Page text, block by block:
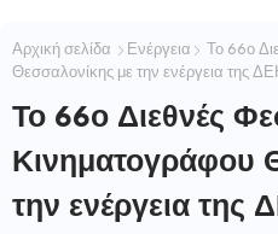
Αρχική σελίδα Ενέργεια
Το 66ο
Θεσσαλονίκης με την ενέργεια της
Το 66ο Διεθνές
Κινηματογράφου
την ενέργεια της